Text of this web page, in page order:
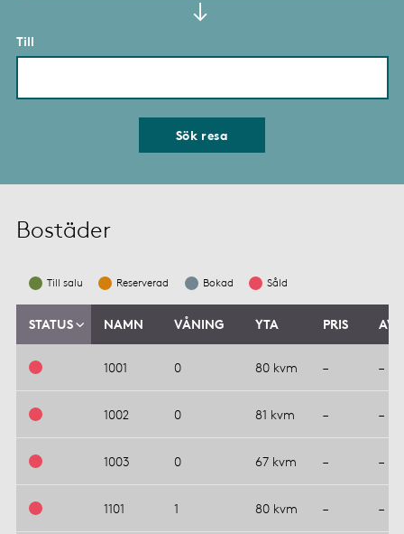
Till
Sök resa
Bostäder
Till salu Reserverad Bokad Såld
STATUS NAMN VÅNING YTA PRIS
1001 0 80 kvm – –
1002 0 81 kvm – –
1003 0 67 kvm – –
1101 1 80 kvm – –